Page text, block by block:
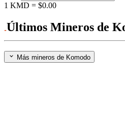
1 KMD = $0.00
Últimos Mineros de
Más mineros de Komodo